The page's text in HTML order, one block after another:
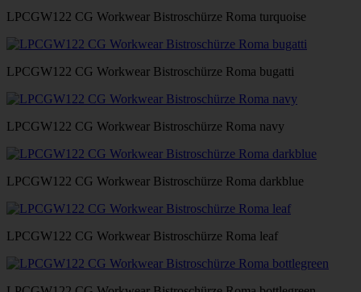
LPCGW122 CG Workwear Bistroschürze Roma turquoise
LPCGW122 CG Workwear Bistroschürze Roma bugatti
LPCGW122 CG Workwear Bistroschürze Roma navy
LPCGW122 CG Workwear Bistroschürze Roma darkblue
LPCGW122 CG Workwear Bistroschürze Roma leaf